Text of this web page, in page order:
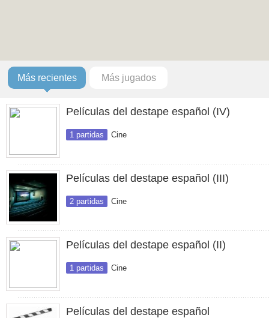
Más recientes Más jugados
Películas del destape español (IV)
1 partidas Cine
Películas del destape español (III)
2 partidas Cine
Películas del destape español (II)
1 partidas Cine
Películas del destape español